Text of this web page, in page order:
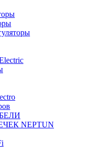
NEPTUN